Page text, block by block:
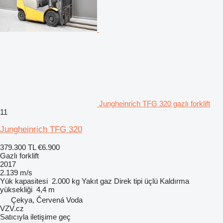
Jungheinrich TFG 320 gazlı forklift
11
Jungheinrich TFG 320
379.300 TL €6.900
Gazlı forklift
2017
2.139 m/s
Yük kapasitesi 2.000 kg Yakıt gaz Direk tipi üçlü Kaldırma
yüksekliği 4,4 m
Çekya, Červená Voda
VZV.cz
Satıcıyla iletişime geç